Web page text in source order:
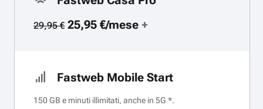
29,95 €25,95 €/mese+
Fastweb Mobile Start
150 GB e minuti illimitati, anche in 5G *.